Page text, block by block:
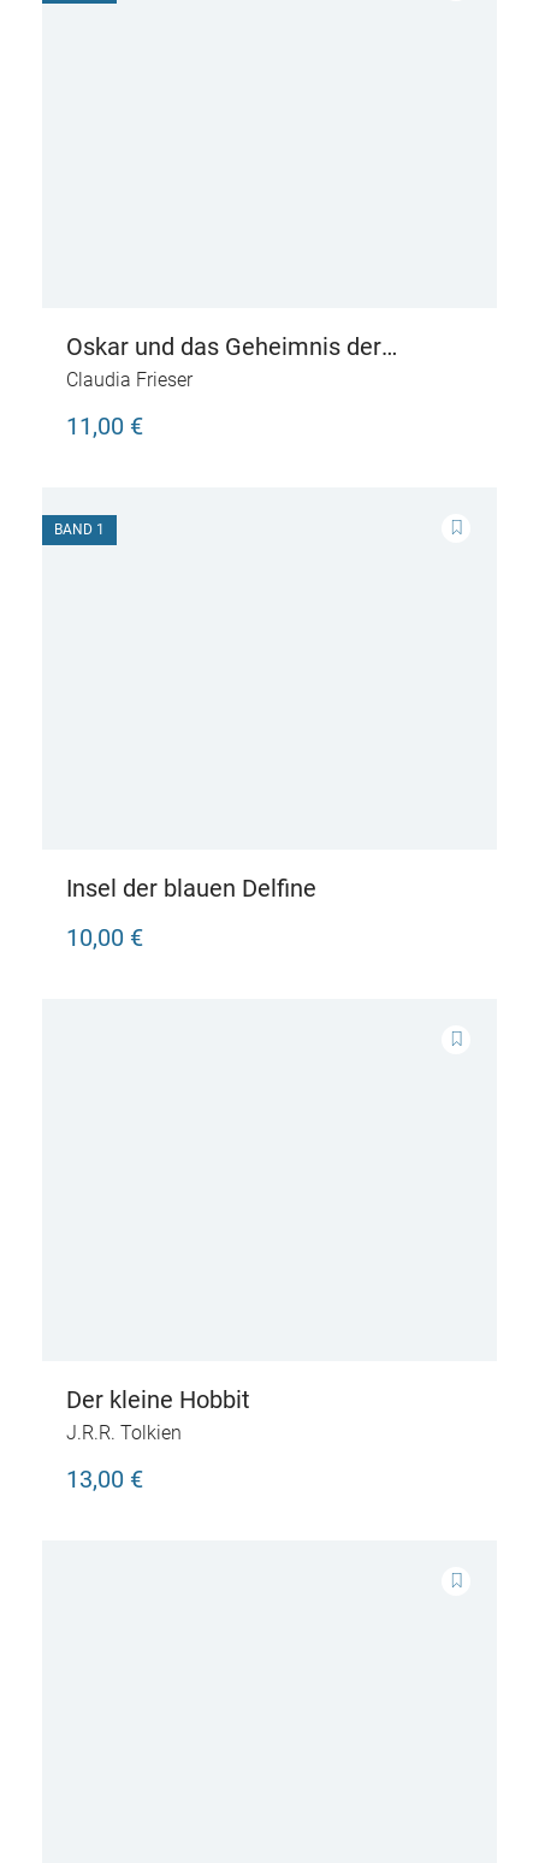
Oskar und das Geheimnis der
verschwundenen Kinder
Claudia Frieser
11,00 €
BAND 1
Insel der blauen Delfine
10,00 €
Der kleine Hobbit
J.R.R. Tolkien
13,00 €